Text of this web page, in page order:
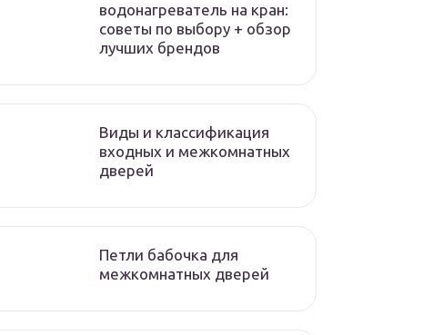
водонагреватель на кран:
советы по выбору + обзор
лучших брендов
Виды и классификация
входных и межкомнатных
дверей
Петли бабочка для
межкомнатных дверей